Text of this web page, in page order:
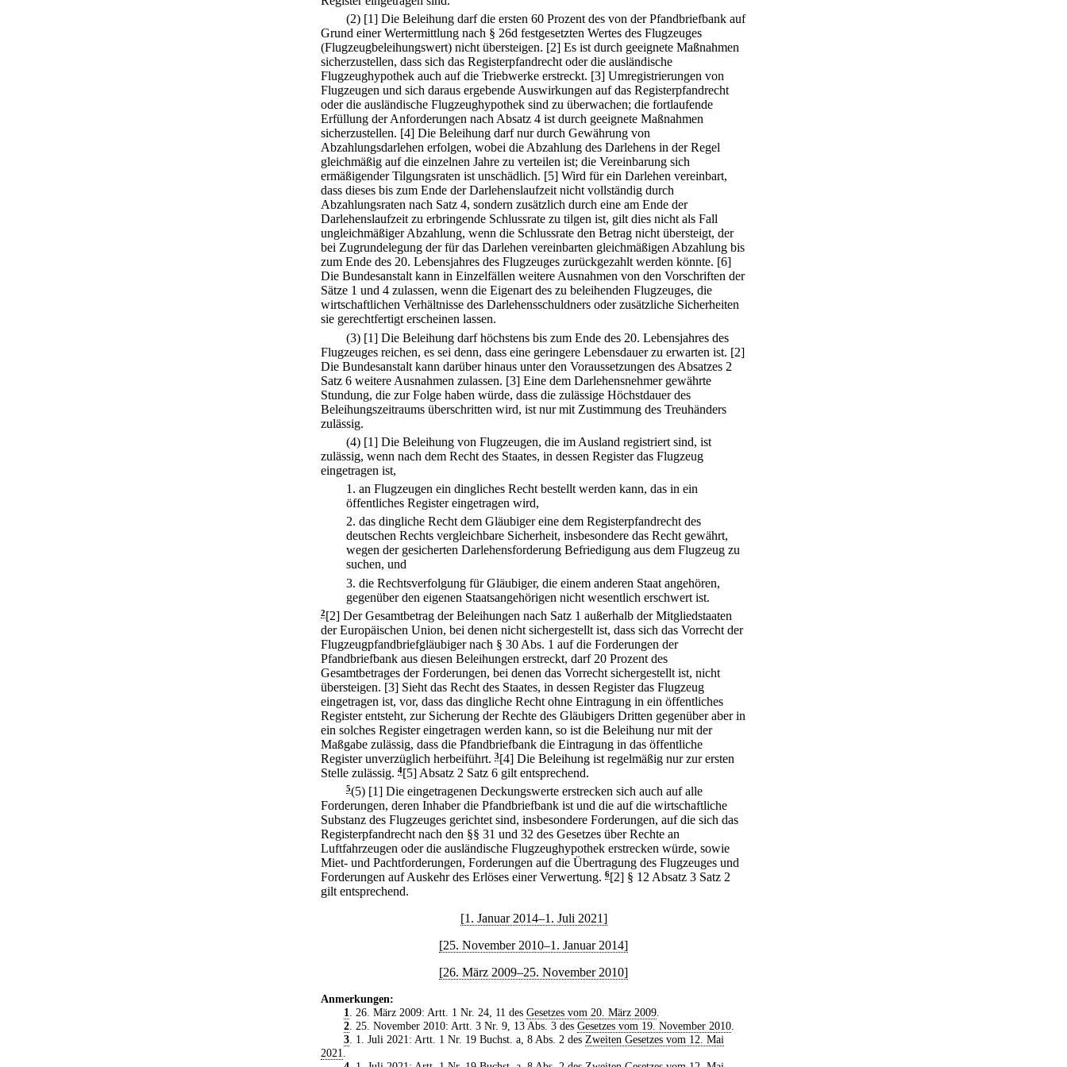
(2) [1] Die Beleihung darf die ersten 60 Prozent des von der Pfandbriefbank auf
Grund einer Wertermittlung nach § 26d festgesetzten Wertes des Flugzeuges
(Flugzeugbeleihungswert) nicht übersteigen. [2] Es ist durch geeignete Maßnahmen
sicherzustellen, dass sich das Registerpfandrecht oder die ausländische
Flugzeughypothek auch auf die Triebwerke erstreckt. [3] Umregistrierungen von
Flugzeugen und sich daraus ergebende Auswirkungen auf das Registerpfandrecht
oder die ausländische Flugzeughypothek sind zu überwachen; die fortlaufende
Erfüllung der Anforderungen nach Absatz 4 ist durch geeignete Maßnahmen
sicherzustellen. [4] Die Beleihung darf nur durch Gewährung von
Abzahlungsdarlehen erfolgen, wobei die Abzahlung des Darlehens in der Regel
gleichmäßig auf die einzelnen Jahre zu verteilen ist; die Vereinbarung sich
ermäßigender Tilgungsraten ist unschädlich. [5] Wird für ein Darlehen vereinbart,
dass dieses bis zum Ende der Darlehenslaufzeit nicht vollständig durch
Abzahlungsraten nach Satz 4, sondern zusätzlich durch eine am Ende der
Darlehenslaufzeit zu erbringende Schlussrate zu tilgen ist, gilt dies nicht als Fall
ungleichmäßiger Abzahlung, wenn die Schlussrate den Betrag nicht übersteigt, der
bei Zugrundelegung der für das Darlehen vereinbarten gleichmäßigen Abzahlung bis
zum Ende des 20. Lebensjahres des Flugzeuges zurückgezahlt werden könnte. [6]
Die Bundesanstalt kann in Einzelfällen weitere Ausnahmen von den Vorschriften der
Sätze 1 und 4 zulassen, wenn die Eigenart des zu beleihenden Flugzeuges, die
wirtschaftlichen Verhältnisse des Darlehensschuldners oder zusätzliche Sicherheiten
sie gerechtfertigt erscheinen lassen.
(3) [1] Die Beleihung darf höchstens bis zum Ende des 20. Lebensjahres des
Flugzeuges reichen, es sei denn, dass eine geringere Lebensdauer zu erwarten ist. [2]
Die Bundesanstalt kann darüber hinaus unter den Voraussetzungen des Absatzes 2
Satz 6 weitere Ausnahmen zulassen. [3] Eine dem Darlehensnehmer gewährte
Stundung, die zur Folge haben würde, dass die zulässige Höchstdauer des
Beleihungszeitraums überschritten wird, ist nur mit Zustimmung des Treuhänders
zulässig.
(4) [1] Die Beleihung von Flugzeugen, die im Ausland registriert sind, ist
zulässig, wenn nach dem Recht des Staates, in dessen Register das Flugzeug
eingetragen ist,
1. an Flugzeugen ein dingliches Recht bestellt werden kann, das in ein
öffentliches Register eingetragen wird,
2. das dingliche Recht dem Gläubiger eine dem Registerpfandrecht des
deutschen Rechts vergleichbare Sicherheit, insbesondere das Recht gewährt,
wegen der gesicherten Darlehensforderung Befriedigung aus dem Flugzeug zu
suchen, und
3. die Rechtsverfolgung für Gläubiger, die einem anderen Staat angehören,
gegenüber den eigenen Staatsangehörigen nicht wesentlich erschwert ist.
2[2] Der Gesamtbetrag der Beleihungen nach Satz 1 außerhalb der Mitgliedstaaten
der Europäischen Union, bei denen nicht sichergestellt ist, dass sich das Vorrecht der
Flugzeugpfandbriefgläubiger nach § 30 Abs. 1 auf die Forderungen der
Pfandbriefbank aus diesen Beleihungen erstreckt, darf 20 Prozent des
Gesamtbetrages der Forderungen, bei denen das Vorrecht sichergestellt ist, nicht
übersteigen. [3] Sieht das Recht des Staates, in dessen Register das Flugzeug
eingetragen ist, vor, dass das dingliche Recht ohne Eintragung in ein öffentliches
Register entsteht, zur Sicherung der Rechte des Gläubigers Dritten gegenüber aber in
ein solches Register eingetragen werden kann, so ist die Beleihung nur mit der
Maßgabe zulässig, dass die Pfandbriefbank die Eintragung in das öffentliche
Register unverzüglich herbeiführt. 3[4] Die Beleihung ist regelmäßig nur zur ersten
Stelle zulässig. 4[5] Absatz 2 Satz 6 gilt entsprechend.
5(5) [1] Die eingetragenen Deckungswerte erstrecken sich auch auf alle
Forderungen, deren Inhaber die Pfandbriefbank ist und die auf die wirtschaftliche
Substanz des Flugzeuges gerichtet sind, insbesondere Forderungen, auf die sich das
Registerpfandrecht nach den §§ 31 und 32 des Gesetzes über Rechte an
Luftfahrzeugen oder die ausländische Flugzeughypothek erstrecken würde, sowie
Miet- und Pachtforderungen, Forderungen auf die Übertragung des Flugzeuges und
Forderungen auf Auskehr des Erlöses einer Verwertung. 6[2] § 12 Absatz 3 Satz 2
gilt entsprechend.
[1. Januar 2014–1. Juli 2021]
[25. November 2010–1. Januar 2014]
[26. März 2009–25. November 2010]
Anmerkungen:
1
. 26. März 2009: Artt. 1 Nr. 24, 11 des Gesetzes vom 20. März 2009.
2. 25. November 2010: Artt. 3 Nr. 9, 13 Abs. 3 des Gesetzes vom 19. November 2010.
3. 1. Juli 2021: Artt. 1 Nr. 19 Buchst. a, 8 Abs. 2 des Zweiten Gesetzes vom 12. Mai
2021